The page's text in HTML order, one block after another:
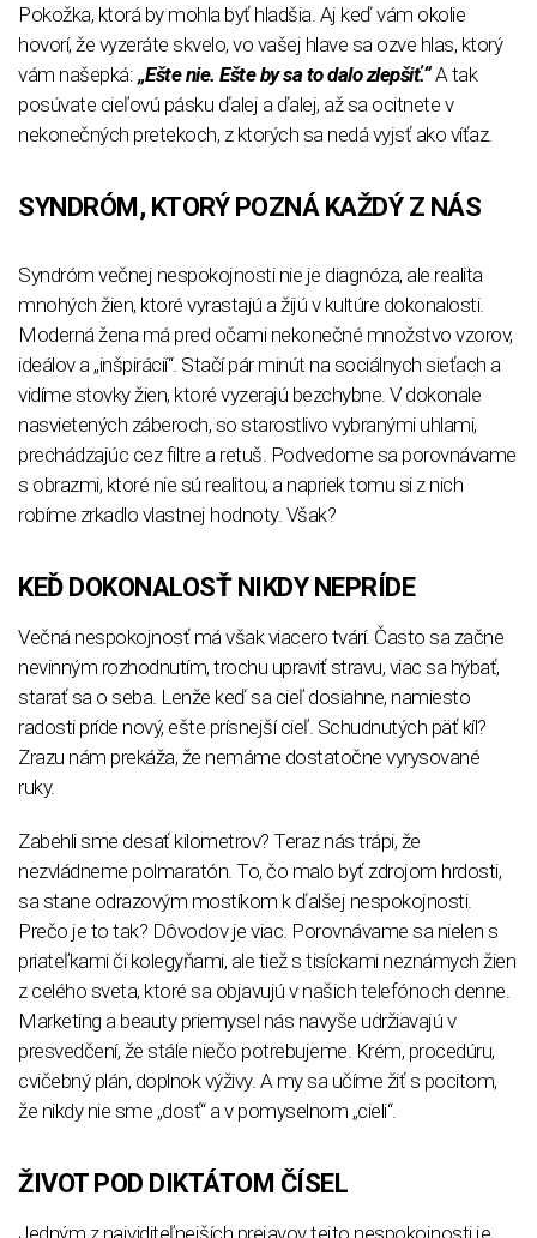
Pokožka, ktorá by mohla byť hladšia. Aj keď vám okolie
hovorí, že vyzeráte skvelo, vo vašej hlave sa ozve hlas, ktorý
vám našepká: „Ešte nie. Ešte by sa to dalo zlepšiť.“A tak
posúvate cieľovú pásku ďalej a ďalej, až sa ocitnete v
nekonečných pretekoch, z ktorých sa nedá vyjsť ako víťaz.
SYNDRÓM, KTORÝ POZNÁ KAŽDÝ Z NÁS
Syndróm večnej nespokojnosti nie je diagnóza, ale realita
mnohých žien, ktoré vyrastajú a žijú v kultúre dokonalosti.
Moderná žena má pred očami nekonečné množstvo vzorov,
ideálov a „inšpirácií“. Stačí pár minút na sociálnych sieťach a
vidíme stovky žien, ktoré vyzerajú bezchybne. V dokonale
nasvietených záberoch, so starostlivo vybranými uhlami,
prechádzajúc cez filtre a retuš. Podvedome sa porovnávame
s obrazmi, ktoré nie sú realitou, a napriek tomu si z nich
robíme zrkadlo vlastnej hodnoty. Však?
KEĎ DOKONALOSŤ NIKDY NEPRÍDE
Večná nespokojnosť má však viacero tvárí. Často sa začne
nevinným rozhodnutím, trochu upraviť stravu, viac sa hýbať,
starať sa o seba. Lenže keď sa cieľ dosiahne, namiesto
radosti príde nový, ešte prísnejší cieľ. Schudnutých päť kíl?
Zrazu nám prekáža, že nemáme dostatočne vyrysované
ruky.
Zabehli sme desať kilometrov? Teraz nás trápi, že
nezvládneme polmaratón. To, čo malo byť zdrojom hrdosti,
sa stane odrazovým mostíkom k ďalšej nespokojnosti.
Prečo je to tak? Dôvodov je viac. Porovnávame sa nielen s
priateľkami či kolegyňami, ale tiež s tisíckami neznámych žien
z celého sveta, ktoré sa objavujú v našich telefónoch denne.
Marketing a beauty priemysel nás navyše udržiavajú v
presvedčení, že stále niečo potrebujeme. Krém, procedúru,
cvičebný plán, doplnok výživy. A my sa učíme žiť s pocitom,
že nikdy nie sme „dosť“ a v pomyselnom „cieli“.
ŽIVOT POD DIKTÁTOM ČÍSEL
Jedným z najviditeľnejších prejavov tejto nespokojnosti je